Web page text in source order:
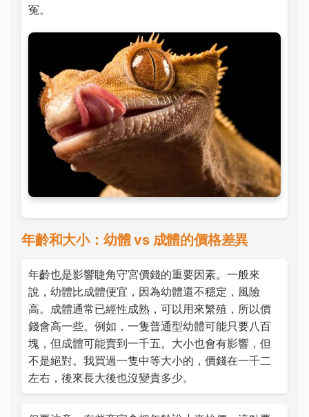
冤。
年齡和大小：幼體 vs 成體的價格差異
年齡也是影響睫角守宮價錢的重要因素。一般來
說，幼體比成體便宜，因為幼體還不穩定，風險
高。成體通常已經性成熟，可以用來繁殖，所以價
錢會高一些。例如，一隻普通型幼體可能只要八百
塊，但成體可能賣到一千五。大小也會有影響，但
不是絕對。我買過一隻中等大小的，價錢在一千二
左右，後來長大後也沒變貴多少。